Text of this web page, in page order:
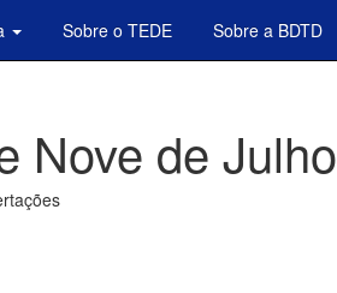
Sobre o TEDE Sobre a BDTD
Nove de Julho